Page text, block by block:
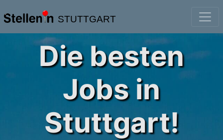
STUTTGART
Die besten
Jobs in
Stuttgart!